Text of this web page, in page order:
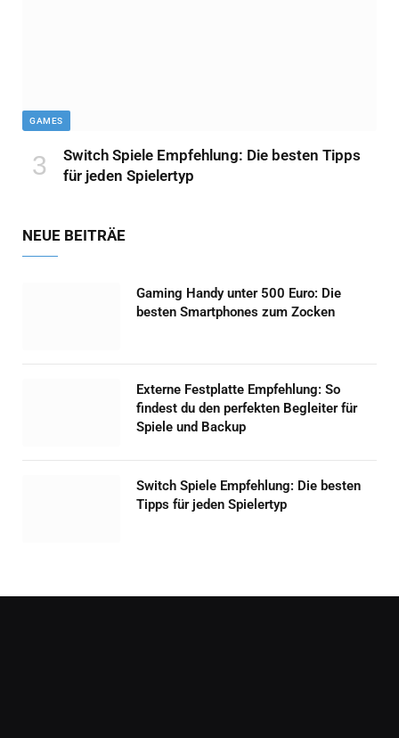
GAMES
Switch Spiele Empfehlung: Die besten Tipps
für jeden Spielertyp
NEUE BEITRÄE
Gaming Handy unter 500 Euro: Die
besten Smartphones zum Zocken
Externe Festplatte Empfehlung: So
findest du den perfekten Begleiter für
Spiele und Backup
Switch Spiele Empfehlung: Die besten
Tipps für jeden Spielertyp